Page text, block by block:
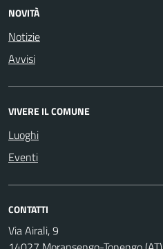
NOVITÀ
Notizie
Avvisi
VIVERE IL COMUNE
Luoghi
Eventi
CONTATTI
Via Airali, 9